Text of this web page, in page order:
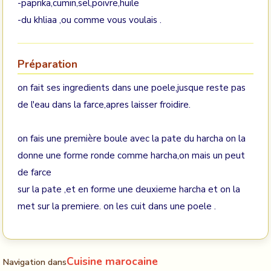
-paprika,cumin,sel,poivre,huile
-du khliaa ,ou comme vous voulais .
Préparation
on fait ses ingredients dans une poele,jusque reste pas
de l'eau dans la farce,apres laisser froidire.
on fais une première boule avec la pate du harcha on la
donne une forme ronde comme harcha,on mais un peut
de farce
sur la pate ,et en forme une deuxieme harcha et on la
met sur la premiere. on les cuit dans une poele .
Navigation dansCuisine marocaine